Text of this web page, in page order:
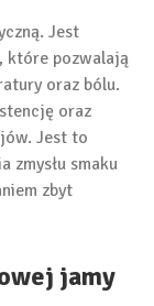
Jest
które pozwalają
oraz bólu.
oraz
Jest to
zmysłu smaku
zbyt
jamy